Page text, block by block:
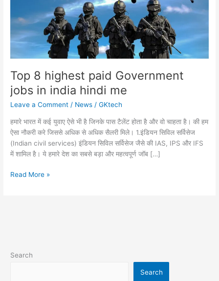
Top 8 highest paid Government
jobs in india hindi me
Leave a Comment / News /GKtech
हमारे भारत में कई युवाए ऐसे भी है जिनके पास टैलेंट होता है और वो चाहता है। की हम
ऐसा नौकरी करे जिससे अधिक से अधिक सैलरी मिले। 1.इंडियन सिविल सर्विसेज
(Indian civil services) इंडियन सिविल सर्विसेज जैसे की IAS, IPS और IFS
में शामिल है। ये हमारे देश का सबसे बड़ा और महत्वपूर्ण जॉब […]
Top
hindi
Read More »
Search
Search